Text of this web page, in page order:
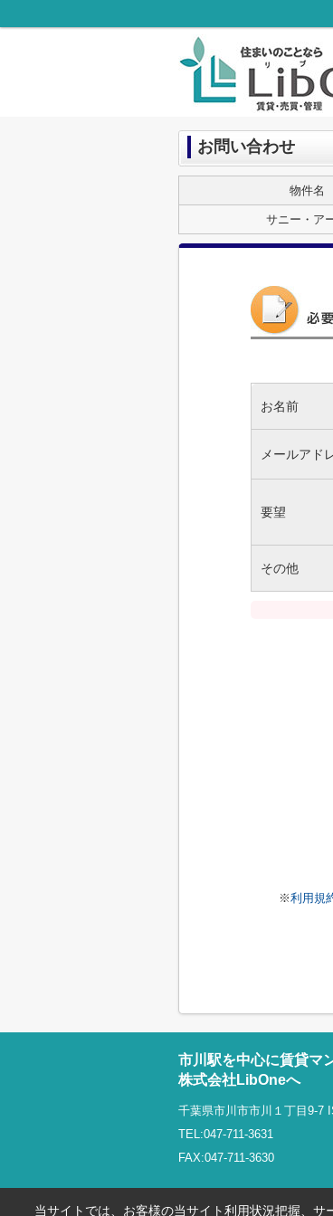
お問い合わせ
物件名
サニー・ア
お名前
メールアド
要望
その他
※利用規
市川駅を中心に賃貸マ
株式会社LibOneへ
千葉県市川市市川１丁目9-7
TEL:047-711-3631
FAX:047-711-3630
当サイトでは、お客様の当サイト利用状況把握、